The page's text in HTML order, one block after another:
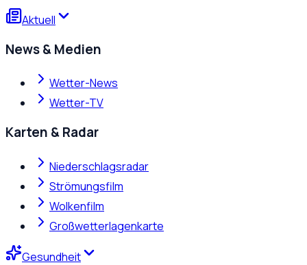
Aktuell
News & Medien
Wetter-News
Wetter-TV
Karten & Radar
Niederschlagsradar
Strömungsfilm
Wolkenfilm
Großwetterlagenkarte
Gesundheit